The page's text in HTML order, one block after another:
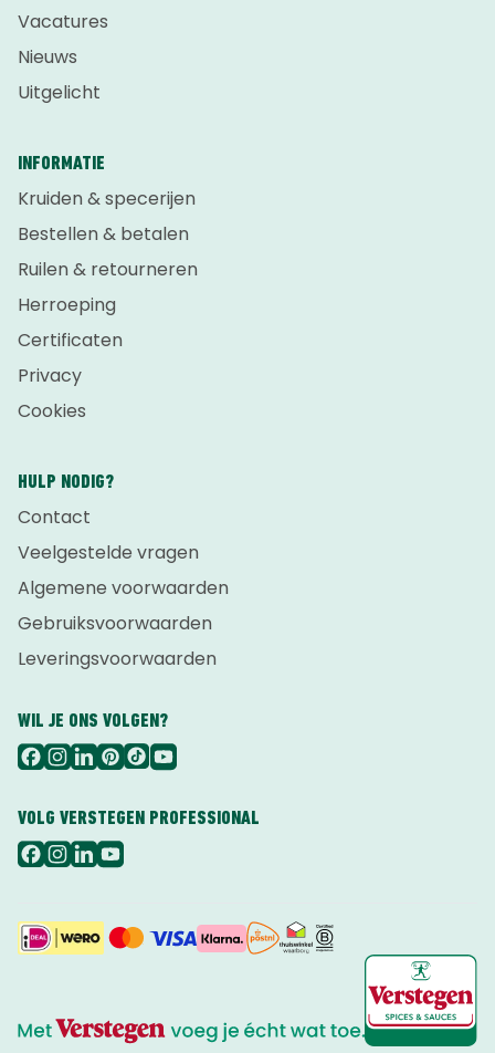
Vacatures
Nieuws
Uitgelicht
INFORMATIE
Kruiden & specerijen
Bestellen & betalen
Ruilen & retourneren
Herroeping
Certificaten
Privacy
Cookies
HULP NODIG?
Contact
Veelgestelde vragen
Algemene voorwaarden
Gebruiksvoorwaarden
Leveringsvoorwaarden
WIL JE ONS VOLGEN?
VOLG VERSTEGEN PROFESSIONAL